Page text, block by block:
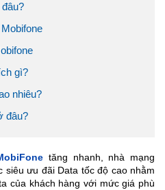
gì?
nhiêu?
đâu?
tăng nhanh, nhà mạng
siêu ưu đãi Data tốc độ cao nhằm
của khách hàng với mức giá phù